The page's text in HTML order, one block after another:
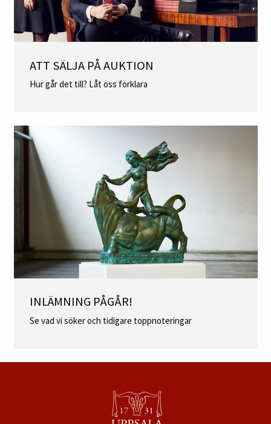
ATT SÄLJA PÅ AUKTION
Hur går det till? Låt oss förklara
INLÄMNING PÅGÅR!
Se vad vi söker och tidigare toppnoteringar